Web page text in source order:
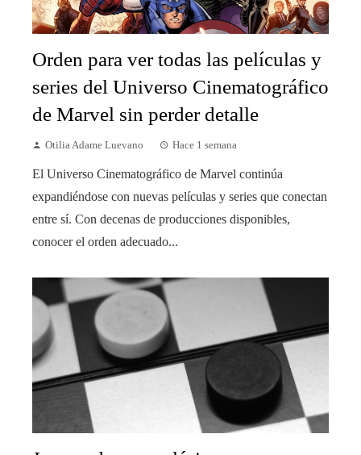
Orden para ver todas las películas y
series del Universo Cinematográfico
de Marvel sin perder detalle
Otilia Adame Luevano Hace 1 semana
El Universo Cinematográfico de Marvel continúa
expandiéndose con nuevas películas y series que conectan
entre sí. Con decenas de producciones disponibles,
conocer el orden adecuado...